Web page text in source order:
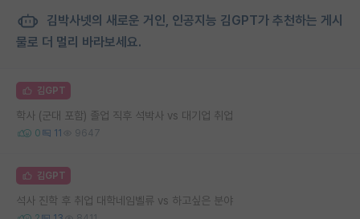
김박사넷의 새로운 거인, 인공지능 김GPT가 추천하는 게시
물로 더 멀리 바라보세요.
김GPT
학사 (군대 포함) 졸업 직후 석박사 vs 대기업 취업
0 11 9647
김GPT
석사 진학 후 취업 대학네임벨류 vs 하고싶은 분야